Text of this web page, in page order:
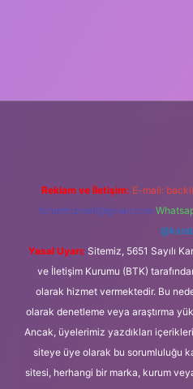
Reklam ve İletişim: E-mail:
forumhizmeti@gmail.com
Yasal Uyarı: Sitemiz, 5651 Sayılı
ve İletişim Kurumu (BTK)
olarak hizmet vermektedir. Bu
olarak denetleme veya araştırma
Ancak, üyelerimiz yazdıkları
siteye üye olarak bu sorumluluğu
sitesi, herhangi bir marka, kurum